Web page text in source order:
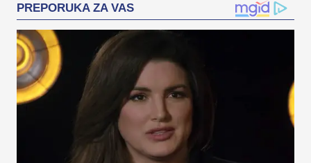
PREPORUKA ZA VAS